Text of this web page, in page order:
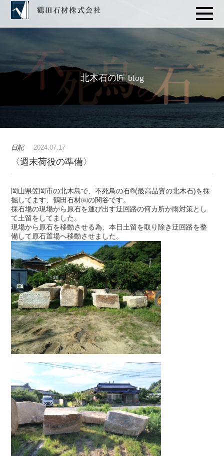
北木石の匠 blog
日記 2024.07.17
〈週末荷役の準備〉
岡山県笠岡市の北木島で、不死鳥の石®(最高品質の北木石)を採
掘してます、鶴田石材㈱の関谷です。
採石場の現場から原石を運び出す迂回路の何カ所か雨対策とし
て土留をしてました。
現場から原石を移動させる為、本日土留を取り除き迂回路を整
備して原石置場へ移動させました。